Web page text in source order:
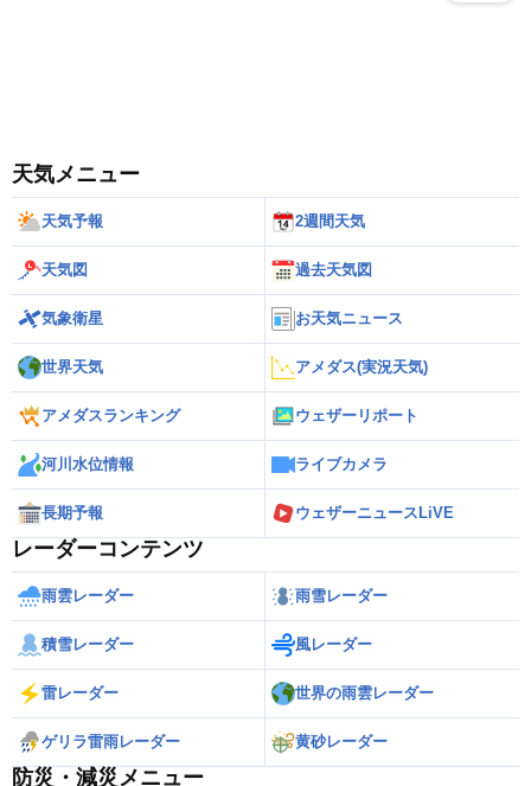
天気メニュー
天気予報 2週間天気
天気図 過去天気図
気象衛星 お天気ニュース
世界天気 アメダス(実況天気)
アメダスランキング ウェザーリポート
河川水位情報 ライブカメラ
長期予報 ウェザーニュースLiVE
レーダーコンテンツ
雨雲レーダー 雨雪レーダー
積雪レーダー 風レーダー
雷レーダー 世界の雨雲レーダー
ゲリラ雷雨レーダー 黄砂レーダー
防災・減災メニュー